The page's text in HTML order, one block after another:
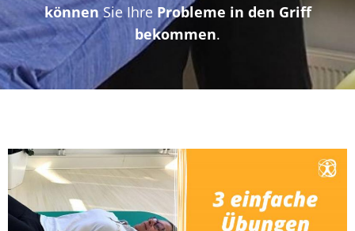
können Sie Ihre Probleme in den Griff
bekommen.